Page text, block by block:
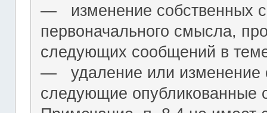
― изменение собственных
первоначального смысла,
следующих сообщений в
― удаление или изменение
следующие